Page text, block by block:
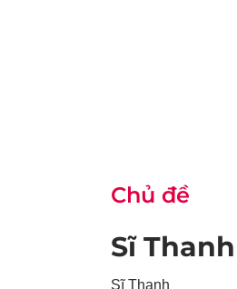
Chủ đề
Sĩ Thanh
Sĩ Thanh